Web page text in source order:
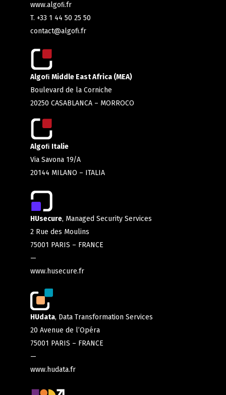
www.algoﬁ.fr
T. +33 1 44 50 25 50
contact@algofi.fr
Algoﬁ Middle East Africa (MEA)
Boulevard de la Corniche
20250 CASABLANCA – MORROCO
Algoﬁ Italie
Via Savona 19/A
20144 MILANO – ITALIA
HUsecure, Managed Security Services
2 Rue des Moulins
75001 PARIS – FRANCE
—
www.husecure.fr
HUdata, Data Transformation Services
20 Avenue de l’Opéra
75001 PARIS – FRANCE
—
www.hudata.fr